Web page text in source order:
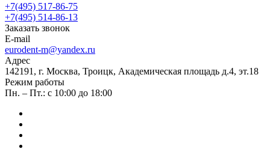
+7(495) 517-86-75
+7(495) 514-86-13
Заказать звонок
E-mail
eurodent-m@yandex.ru
Адрес
142191, г. Москва, Троицк, Академическая площадь д.4, эт.18
Режим работы
Пн. – Пт.: с 10:00 до 18:00